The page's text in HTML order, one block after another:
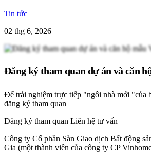
Tin tức
02 thg 6, 2026
Đăng ký tham quan dự án và căn
Để trải nghiệm trực tiếp "ngôi nhà mới "của
đăng ký tham quan
Đăng ký tham quan Liên hệ tư vấn
Công ty Cổ phần Sàn Giao dịch Bất động
Gia (một thành viên của công ty CP